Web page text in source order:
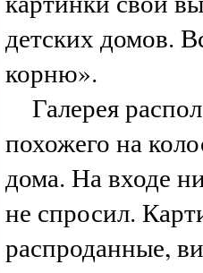
детских домов.
корню».
Галерея
похожего на
дома. На входе
не спросил.
распроданные,